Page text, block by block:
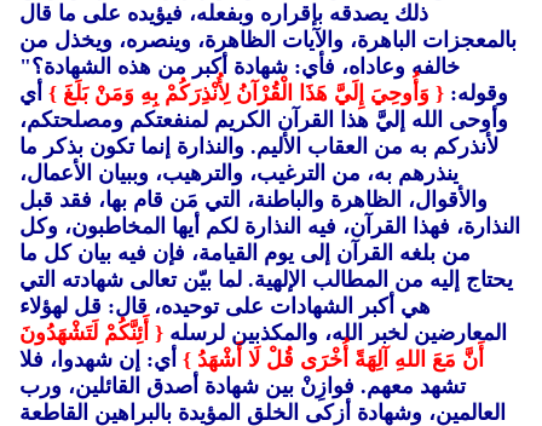
ذلك يصدقه بإقراره وبفعله، فيؤيده على ما قال
بالمعجزات الباهرة، والآيات الظاهرة، وينصره، ويخذل من
خالفه وعاداه، فأي: شهادة أكبر من هذه الشهادة؟"
وقوله: { وَأُوحِيَ إِلَيَّ هَذَا الْقُرْآنُ لِأُنْذِرَكُمْ بِهِ وَمَنْ بَلَغَ } أي
وأوحى الله إليَّ هذا القرآن الكريم لمنفعتكم ومصلحتكم،
لأنذركم به من العقاب الأليم. والنذارة إنما تكون بذكر ما
ينذرهم به، من الترغيب، والترهيب، وببيان الأعمال،
والأقوال، الظاهرة والباطنة، التي مَن قام بها، فقد قبل
النذارة، فهذا القرآن، فيه النذارة لكم أيها المخاطبون، وكل
من بلغه القرآن إلى يوم القيامة، فإن فيه بيان كل ما
يحتاج إليه من المطالب الإلهية. لما بيّن تعالى شهادته التي
هي أكبر الشهادات على توحيده، قال: قل لهؤلاء
المعارضين لخبر الله، والمكذبين لرسله { أَئِنَّكُمْ لَتَشْهَدُونَ
أَنَّ مَعَ اللهِ آلِهَةً أُخْرَى قُلْ لَا أَشْهَدُ } أي: إن شهدوا، فلا
تشهد معهم. فوازِنْ بين شهادة أصدق القائلين، ورب
العالمين، وشهادة أزكى الخلق المؤيدة بالبراهين القاطعة